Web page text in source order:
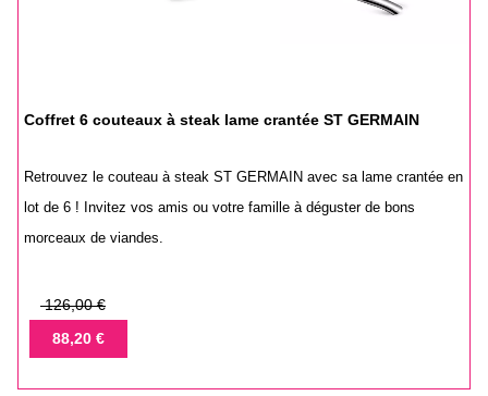
Coffret 6 couteaux à steak lame crantée ST GERMAIN
Retrouvez le couteau à steak ST GERMAIN avec sa lame crantée en
lot de 6 ! Invitez vos amis ou votre famille à déguster de bons
morceaux de viandes.
Prix
base
126,00 €
Prix88,20 €